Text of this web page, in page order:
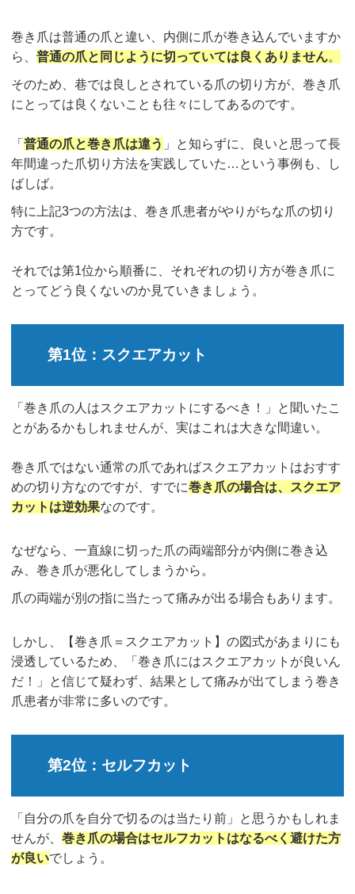
巻き爪は普通の爪と違い、内側に爪が巻き込んでいますか
ら、普通の爪と同じように切っていては良くありません。
そのため、巷では良しとされている爪の切り方が、巻き爪
にとっては良くないことも往々にしてあるのです。
「普通の爪と巻き爪は違う 」と知らずに、良いと思って長
年間違った爪切り方法を実践していた…という事例も、し
ばしば。
特に上記3つの方法は、巻き爪患者がやりがちな爪の切り
方です。
それでは第1位から順番に、それぞれの切り方が巻き爪に
とってどう良くないのか見ていきましょう。
第1位：スクエアカット
「巻き爪の人はスクエアカットにするべき！」と聞いたこ
とがあるかもしれませんが、実はこれは大きな間違い。
巻き爪ではない通常の爪であればスクエアカットはおすす
めの切り方なのですが、すでに巻き爪の場合は、スクエア
カットは逆効果なのです。
なぜなら、一直線に切った爪の両端部分が内側に巻き込
み、巻き爪が悪化してしまうから。
爪の両端が別の指に当たって痛みが出る場合もあります。
しかし、【巻き爪＝スクエアカット】の図式があまりにも
浸透しているため、「巻き爪にはスクエアカットが良いん
だ！」と信じて疑わず、結果として痛みが出てしまう巻き
爪患者が非常に多いのです。
第2位：セルフカット
「自分の爪を自分で切るのは当たり前」と思うかもしれま
せんが、巻き爪の場合はセルフカットはなるべく避けた方
が良いでしょう。